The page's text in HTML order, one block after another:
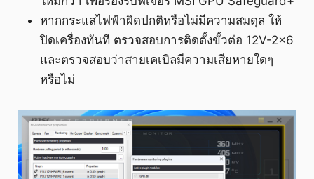
หากกระแสไฟฟ้าผิดปกติหรือไม่มีความสมดุล ให้
ปิดเครื่องทันที ตรวจสอบการติดตั้งขั้วต่อ 12V-2x6
และตรวจสอบว่าสายเคเบิลมีความเสียหายใดๆ
หรือไม่